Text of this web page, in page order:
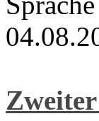
Zweiter